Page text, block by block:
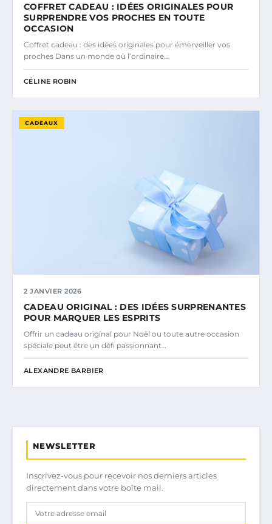
COFFRET CADEAU : IDÉES ORIGINALES POUR
SURPRENDRE VOS PROCHES EN TOUTE
OCCASION
Coffret cadeau : des idées originales pour émerveiller vos
proches Dans un monde où l’ordinaire…
CÉLINE ROBIN
CADEAUX
2 JANVIER 2026
CADEAU ORIGINAL : DES IDÉES SURPRENANTES
POUR MARQUER LES ESPRITS
Offrir un cadeau original pour Noël ou toute autre occasion
spéciale peut être un défi passionnant…
ALEXANDRE BARBIER
NEWSLETTER
Inscrivez-vous pour recevoir nos derniers articles
directement dans votre boîte mail.